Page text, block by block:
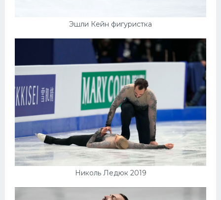
Эшли Кейн фигуристка
Николь Ледюк 2019